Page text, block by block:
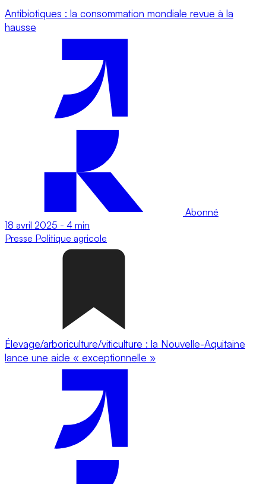
Antibiotiques : la consommation mondiale revue à la
hausse
Abonné
18 avril 2025 - 4 min
Presse Politique agricole
Élevage/arboriculture/viticulture : la Nouvelle-Aquitaine
lance une aide « exceptionnelle »